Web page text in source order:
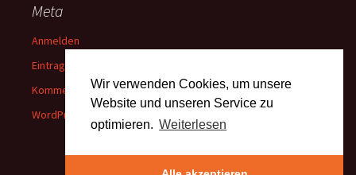
Wir verwenden Cookies, um unsere
Website und unseren Service zu
optimieren. Weiterlesen
Meta
Anmelden
Eintrags-Feed
Kommentar-Feed
WordPress.org